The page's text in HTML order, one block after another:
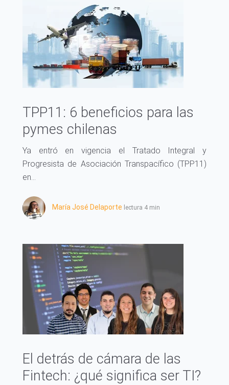
TPP11: 6 beneficios para las
pymes chilenas
Ya entró en vigencia el Tratado Integral y
Progresista de Asociación Transpacífico (TPP11)
en...
María José Delaporte lectura 4 min
El detrás de cámara de las
Fintech: ¿qué significa ser TI?